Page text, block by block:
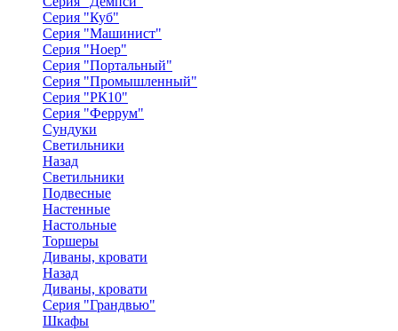
Серия "Куб"
Серия "Машинист"
Серия "Ноер"
Серия "Портальный"
Серия "Промышленный"
Серия "РК10"
Серия "Феррум"
Сундуки
Светильники
Назад
Светильники
Подвесные
Настенные
Настольные
Торшеры
Диваны, кровати
Назад
Диваны, кровати
Серия "Грандвью"
Шкафы